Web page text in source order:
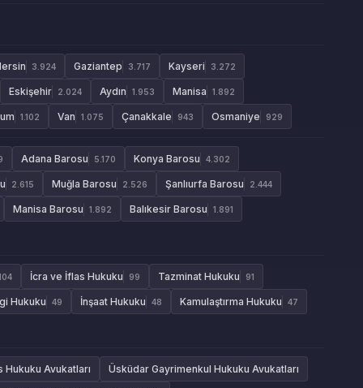
3.924 Gaziantep 3.717 Kayseri 3.272
Eskişehir 2.024 Aydın 1.953 Manisa 1.892
1.102 Van 1.075 Çanakkale 943 Osmaniye 929
Adana Barosu 5.170 Konya Barosu 4.302
2.615 Muğla Barosu 2.526 Şanlıurfa Barosu 2.444
Manisa Barosu 1.892 Balıkesir Barosu 1.891
İcra ve İflas Hukuku 99 Tazminat Hukuku 91
Hukuku 49 İnşaat Hukuku 48 Kamulaştırma Hukuku 47
Avukatları Üsküdar Gayrimenkul Hukuku Avukatları